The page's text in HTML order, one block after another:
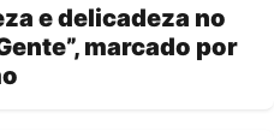
e delicadeza no
marcado por